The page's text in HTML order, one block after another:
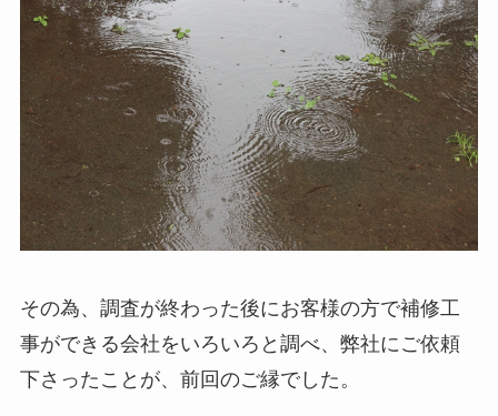
その為、調査が終わった後にお客様の方で補修工
事ができる会社をいろいろと調べ、弊社にご依頼
下さったことが、前回のご縁でした。